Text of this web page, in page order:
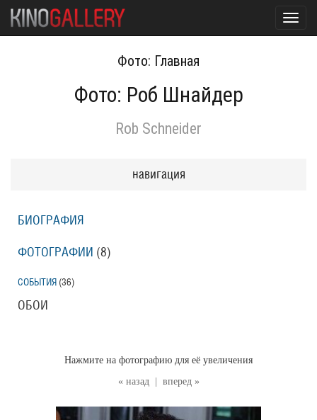
Фото: Главная
Фото: Роб Шнайдер
Rob Schneider
« назад вперед »
Нажмите на фотографию для её увеличения
навигация
БИОГРАФИЯ
ФОТОГРАФИИ (8)
СОБЫТИЯ (36)
ОБОИ